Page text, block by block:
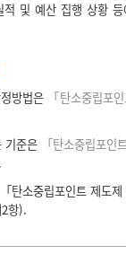
적 및 예산 집행 상황
방법은 「탄소중립포
기준은
「탄소중립포
탄소중립포인트 제도
항).